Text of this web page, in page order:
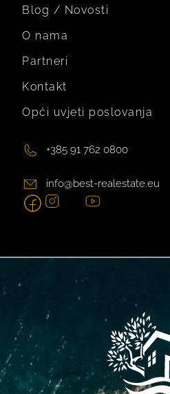
Blog / Novosti
O nama
Partneri
Kontakt
Opći uvjeti poslovanja
+385 91 762 0800
info@best-realestate.eu